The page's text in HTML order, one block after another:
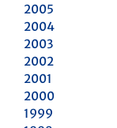
2005
2004
2003
2002
2001
2000
1999